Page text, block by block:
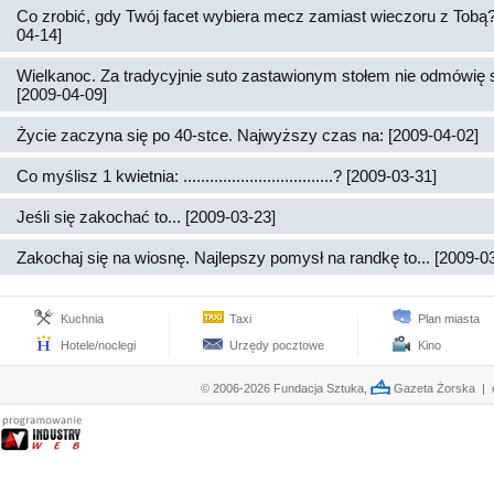
Co zrobić, gdy Twój facet wybiera mecz zamiast wieczoru z
04-14]
Wielkanoc. Za tradycyjnie suto zastawionym stołem nie odmówię
[2009-04-09]
Życie zaczyna się po 40-stce. Najwyższy czas na: [2009-04-02]
Co myślisz 1 kwietnia: ..................................? [2009-03-31]
Jeśli się zakochać to... [2009-03-23]
Zakochaj się na wiosnę. Najlepszy pomysł na randkę to... [2009-
Kuchnia
Hotele/noclegi
Taxi
Urzędy pocztowe
Plan miasta
Kino
© 2006-2026 Fundacja Sztuka, Gazeta Żorska |